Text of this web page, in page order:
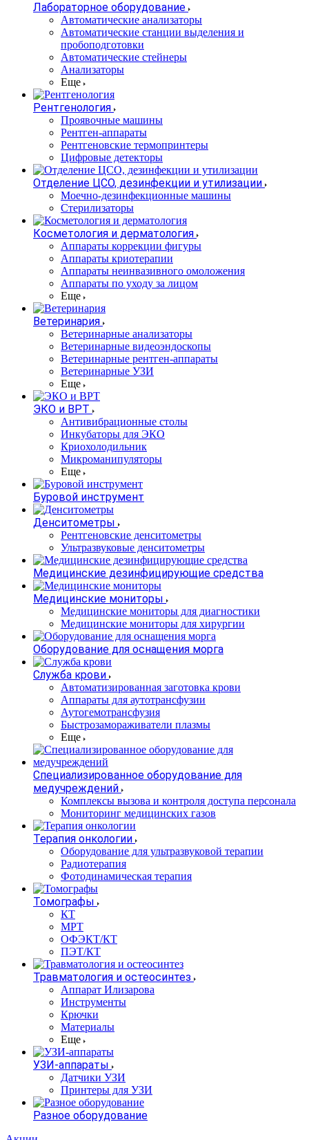
Лабораторное оборудование
Автоматические анализаторы
Автоматические станции выделения и
пробоподготовки
Автоматические стейнеры
Анализаторы
Еще
Рентгенология
Проявочные машины
Рентген-аппараты
Рентгеновские термопринтеры
Цифровые детекторы
Отделение ЦСО, дезинфекции и утилизации
Моечно-дезинфекционные машины
Стерилизаторы
Косметология и дерматология
Аппараты коррекции фигуры
Аппараты криотерапии
Аппараты неинвазивного омоложения
Аппараты по уходу за лицом
Еще
Ветеринария
Ветеринарные анализаторы
Ветеринарные видеоэндоскопы
Ветеринарные рентген-аппараты
Ветеринарные УЗИ
Еще
ЭКО и ВРТ
Антивибрационные столы
Инкубаторы для ЭКО
Криохолодильник
Микроманипуляторы
Еще
Буровой инструмент
Денситометры
Рентгеновские денситометры
Ультразвуковые денситометры
Медицинские дезинфицирующие средства
Медицинские мониторы
Медицинские мониторы для диагностики
Медицинские мониторы для хирургии
Оборудование для оснащения морга
Служба крови
Автоматизированная заготовка крови
Аппараты для аутотрансфузии
Аутогемотрансфузия
Быстрозамораживатели плазмы
Еще
Специализированное оборудование для
медучреждений
Комплексы вызова и контроля доступа персонала
Мониторинг медицинских газов
Терапия онкологии
Оборудование для ультразвуковой терапии
Радиотерапия
Фотодинамическая терапия
Томографы
КТ
МРТ
ОФЭКТ/КТ
ПЭТ/КТ
Травматология и остеосинтез
Аппарат Илизарова
Инструменты
Крючки
Материалы
Еще
УЗИ-аппараты
Датчики УЗИ
Принтеры для УЗИ
Разное оборудование